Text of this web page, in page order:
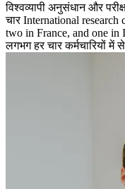
विश्वव्यापी अनुसंधान और
चारInternational
two in France, and one in
लगभग हर चार कर्मचारियों